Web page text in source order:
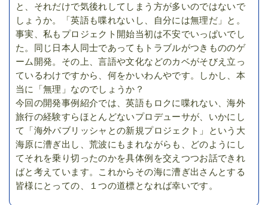
と、それだけで気後れしてしまう方が多いのではないで
しょうか。「英語も喋れないし、自分には無理だ」と。
事実、私もプロジェクト開始当初は不安でいっぱいでし
た。同じ日本人同士であってもトラブルがつきもののゲ
ーム開発。その上、言語や文化などのカベがそびえ立っ
ているわけですから、何をかいわんやです。しかし、本
当に「無理」なのでしょうか？
今回の開発事例紹介では、英語もロクに喋れない、海外
旅行の経験すらほとんどないプロデューサが、いかにし
て「海外パブリッシャとの新規プロジェクト」という大
海原に漕ぎ出し、荒波にもまれながらも、どのようにし
てそれを乗り切ったのかを具体例を交えつつお話できれ
ばと考えています。これからその海に漕ぎ出さんとする
皆様にとっての、１つの道標となれば幸いです。